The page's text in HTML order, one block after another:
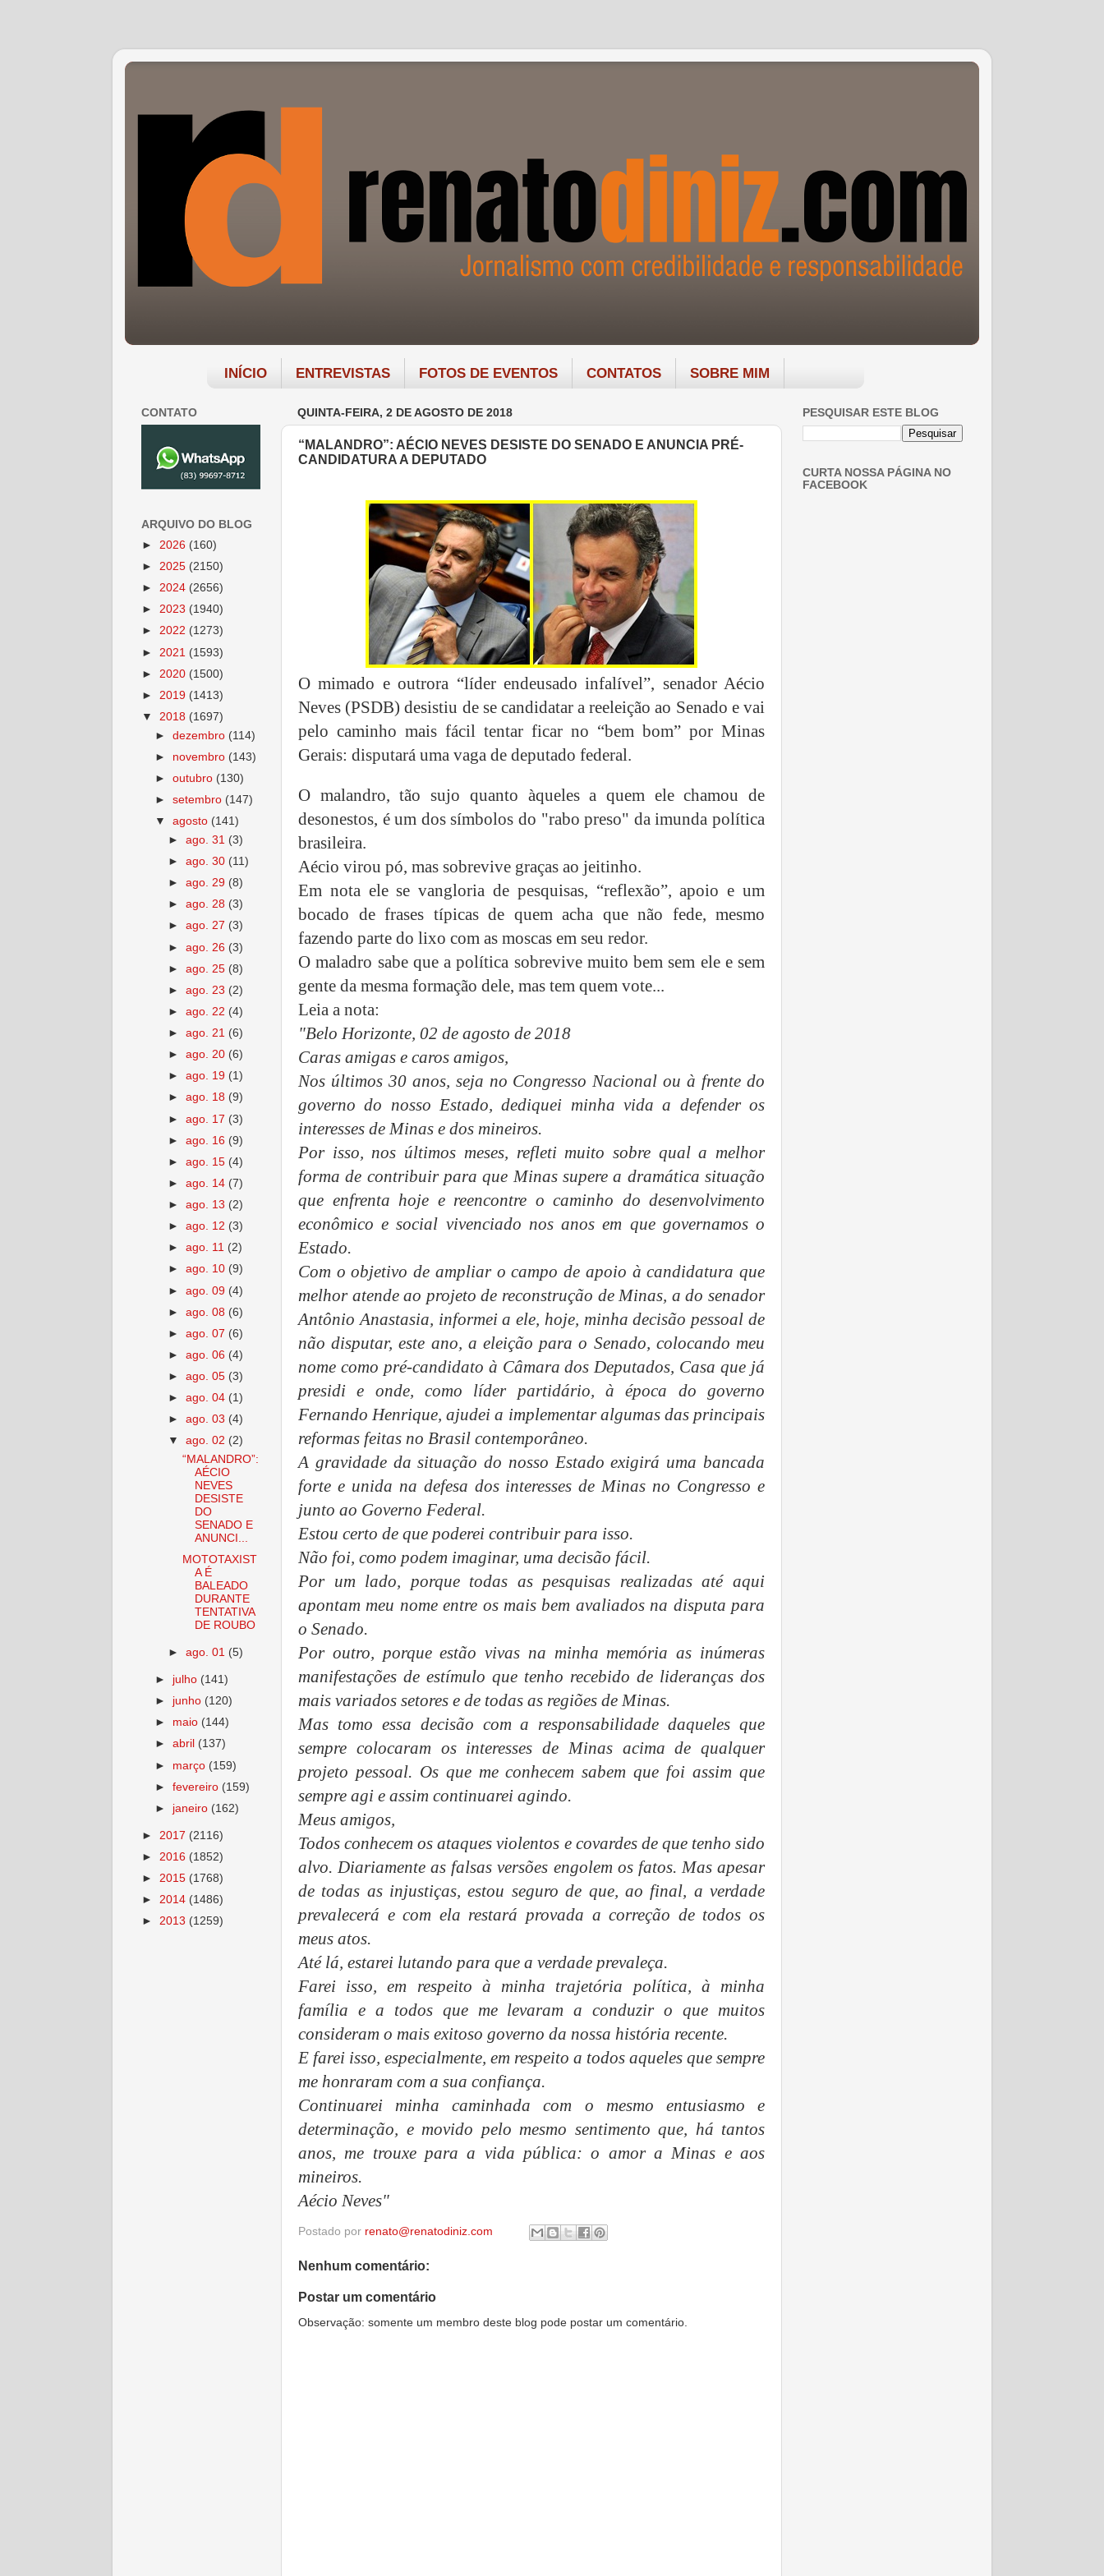
INÍCIO ENTREVISTAS FOTOS DE EVENTOS CONTATOS SOBRE MIM
QUINTA-FEIRA, 2 DE AGOSTO DE 2018
“MALANDRO”: AÉCIO NEVES DESISTE DO SENADO E ANUNCIA PRÉ-
CANDIDATURA A DEPUTADO
O mimado e outrora “líder endeusado infalível”, senador Aécio
Neves (PSDB) desistiu de se candidatar a reeleição ao Senado e vai
pelo caminho mais fácil tentar ficar no “bem bom” por Minas
Gerais: disputará uma vaga de deputado federal.
O malandro, tão sujo quanto àqueles a quem ele chamou de
desonestos, é um dos símbolos do "rabo preso" da imunda política
brasileira.
Aécio virou pó, mas sobrevive graças ao jeitinho.
Em nota ele se vangloria de pesquisas, “reflexão”, apoio e um
bocado de frases típicas de quem acha que não fede, mesmo
fazendo parte do lixo com as moscas em seu redor.
O maladro sabe que a política sobrevive muito bem sem ele e sem
gente da mesma formação dele, mas tem quem vote...
Leia a nota:
"Belo Horizonte, 02 de agosto de 2018
Caras amigas e caros amigos,
Nos últimos 30 anos, seja no Congresso Nacional ou à frente do
governo do nosso Estado, dediquei minha vida a defender os
interesses de Minas e dos mineiros.
Por isso, nos últimos meses, refleti muito sobre qual a melhor
forma de contribuir para que Minas supere a dramática situação
que enfrenta hoje e reencontre o caminho do desenvolvimento
econômico e social vivenciado nos anos em que governamos o
Estado.
Com o objetivo de ampliar o campo de apoio à candidatura que
melhor atende ao projeto de reconstrução de Minas, a do senador
Antônio Anastasia, informei a ele, hoje, minha decisão pessoal de
não disputar, este ano, a eleição para o Senado, colocando meu
nome como pré-candidato à Câmara dos Deputados, Casa que já
presidi e onde, como líder partidário, à época do governo
Fernando Henrique, ajudei a implementar algumas das principais
reformas feitas no Brasil contemporâneo.
A gravidade da situação do nosso Estado exigirá uma bancada
forte e unida na defesa dos interesses de Minas no Congresso e
junto ao Governo Federal.
Estou certo de que poderei contribuir para isso.
Não foi, como podem imaginar, uma decisão fácil.
Por um lado, porque todas as pesquisas realizadas até aqui
apontam meu nome entre os mais bem avaliados na disputa para
o Senado.
Por outro, porque estão vivas na minha memória as inúmeras
manifestações de estímulo que tenho recebido de lideranças dos
mais variados setores e de todas as regiões de Minas.
Mas tomo essa decisão com a responsabilidade daqueles que
sempre colocaram os interesses de Minas acima de qualquer
projeto pessoal. Os que me conhecem sabem que foi assim que
sempre agi e assim continuarei agindo.
Meus amigos,
Todos conhecem os ataques violentos e covardes de que tenho sido
alvo. Diariamente as falsas versões engolem os fatos. Mas apesar
de todas as injustiças, estou seguro de que, ao final, a verdade
prevalecerá e com ela restará provada a correção de todos os
meus atos.
Até lá, estarei lutando para que a verdade prevaleça.
Farei isso, em respeito à minha trajetória política, à minha
família e a todos que me levaram a conduzir o que muitos
consideram o mais exitoso governo da nossa história recente.
E farei isso, especialmente, em respeito a todos aqueles que sempre
me honraram com a sua confiança.
Continuarei minha caminhada com o mesmo entusiasmo e
determinação, e movido pelo mesmo sentimento que, há tantos
anos, me trouxe para a vida pública: o amor a Minas e aos
mineiros.
Aécio Neves"
Postado por renato@renatodiniz.com
Nenhum comentário:
Postar um comentário
Observação: somente um membro deste blog pode postar um comentário.
CONTATO
ARQUIVO DO BLOG
► 2026 (160)
► 2025 (2150)
► 2024 (2656)
► 2023 (1940)
► 2022 (1273)
► 2021 (1593)
► 2020 (1500)
► 2019 (1413)
▼ 2018 (1697)
►dezembro (114)
► novembro (143)
►outubro (130)
►setembro (147)
▼agosto (141)
►ago. 31 (3)
►ago. 30 (11)
►ago. 29 (8)
►ago. 28 (3)
►ago. 27 (3)
►ago. 26 (3)
►ago. 25 (8)
►ago. 23 (2)
►ago. 22 (4)
►ago. 21 (6)
►ago. 20 (6)
►ago. 19 (1)
►ago. 18 (9)
►ago. 17 (3)
►ago. 16 (9)
►ago. 15 (4)
►ago. 14 (7)
►ago. 13 (2)
►ago. 12 (3)
►ago. 11 (2)
►ago. 10 (9)
►ago. 09 (4)
►ago. 08 (6)
►ago. 07 (6)
►ago. 06 (4)
►ago. 05 (3)
►ago. 04 (1)
►ago. 03 (4)
▼ago. 02 (2)
“MALANDRO”:
AÉCIO
NEVES
DESISTE
DO
SENADO E
ANUNCI...
MOTOTAXIST
A É
BALEADO
DURANTE
TENTATIVA
DE ROUBO
►ago. 01 (5)
► julho (141)
► junho (120)
► maio (144)
►abril (137)
► março (159)
►fevereiro (159)
► janeiro (162)
► 2017 (2116)
► 2016 (1852)
► 2015 (1768)
► 2014 (1486)
► 2013 (1259)
PESQUISAR ESTE BLOG
CURTA NOSSA PÁGINA NO
FACEBOOK